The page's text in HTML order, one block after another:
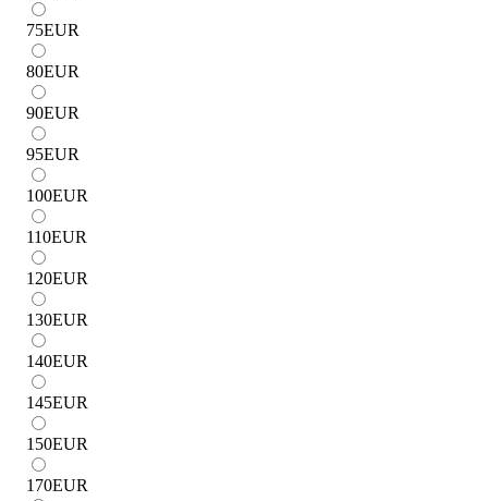
75EUR
80EUR
90EUR
95EUR
100EUR
110EUR
120EUR
130EUR
140EUR
145EUR
150EUR
170EUR